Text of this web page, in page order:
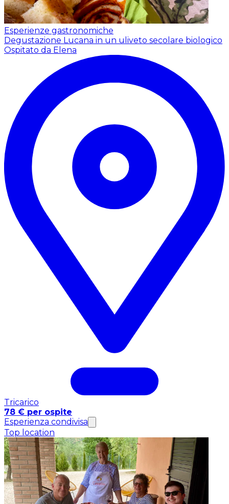
Esperienze gastronomiche
Degustazione Lucana in un uliveto secolare biologico
Ospitato da Elena
Tricarico
78 € per ospite
Esperienza condivisa
Top location